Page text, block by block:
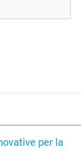
per la